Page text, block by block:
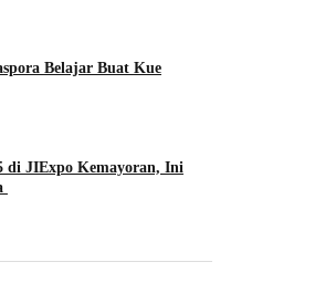
Belajar Buat Kue
di JIExpo Kemayoran, Ini